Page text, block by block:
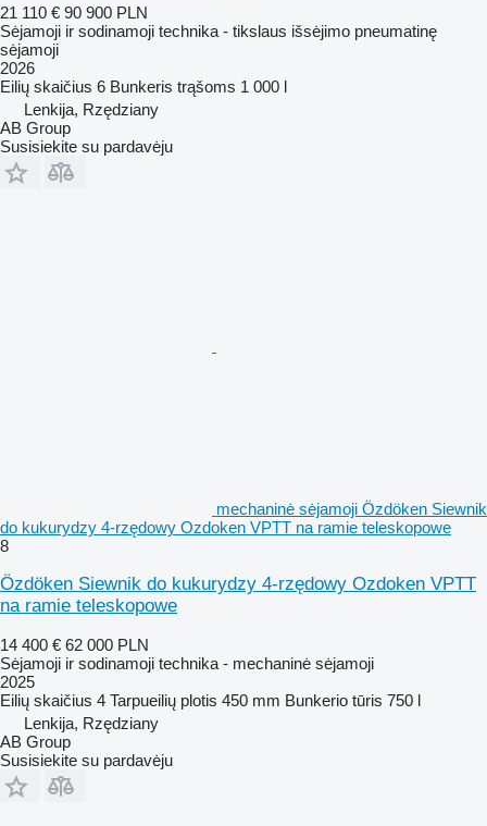
21 110 € 90 900 PLN
Sėjamoji ir sodinamoji technika - tikslaus išsėjimo pneumatinę
sėjamoji
2026
Eilių skaičius 6 Bunkeris trąšoms 1 000 l
Lenkija, Rzędziany
AB Group
Susisiekite su pardavėju
mechaninė sėjamoji Özdöken Siewnik
do kukurydzy 4-rzędowy Ozdoken VPTT na ramie teleskopowe
8
Özdöken Siewnik do kukurydzy 4-rzędowy Ozdoken VPTT
na ramie teleskopowe
14 400 € 62 000 PLN
Sėjamoji ir sodinamoji technika - mechaninė sėjamoji
2025
Eilių skaičius 4 Tarpueilių plotis 450 mm Bunkerio tūris 750 l
Lenkija, Rzędziany
AB Group
Susisiekite su pardavėju